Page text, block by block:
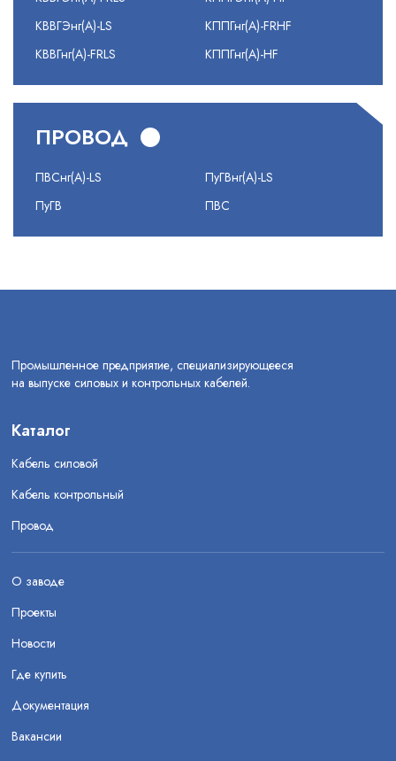
КВВГЭнг(А)-LS
КВВГнг(А)-FRLS
КППГнг(А)-FRHF
КППГнг(А)-HF
ПРОВОД
ПВСнг(А)-LS
ПуГВ
ПуГВнг(А)-LS
ПВС
Промышленное предприятие, специализирующееся
на выпуске силовых и контрольных кабелей.
Каталог
Кабель силовой
Кабель контрольный
Провод
О заводе
Проекты
Новости
Где купить
Документация
Вакансии